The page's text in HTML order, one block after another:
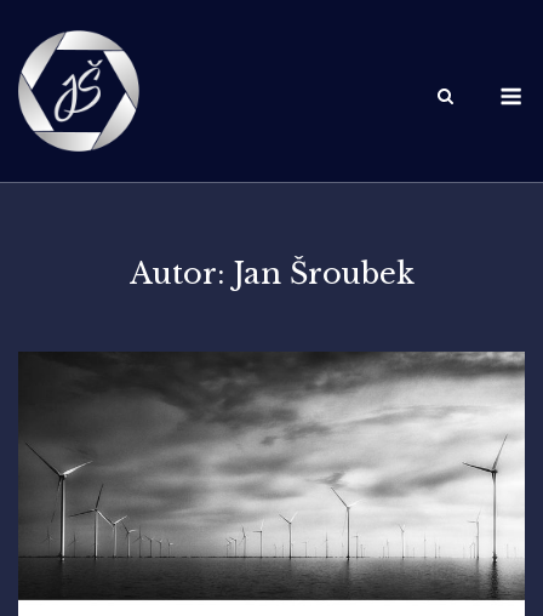
content
Autor: Jan Šroubek